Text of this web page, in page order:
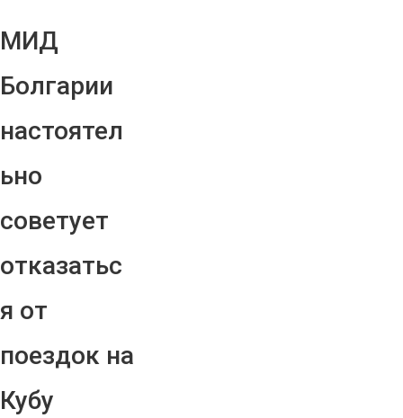
МИД
Болгарии
настоятел
ьно
советует
отказатьс
я от
поездок на
Кубу